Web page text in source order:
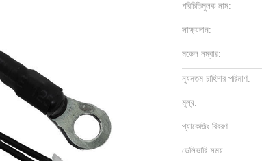
পরিচিতিমুলক নাম:
সাক্ষ্যদান:
মডেল নম্বার:
ন্যূনতম চাহিদার পরিমাণ:
মূল্য:
প্যাকেজিং বিবরণ:
ডেলিভারি সময়: